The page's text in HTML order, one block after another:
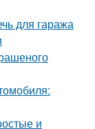
для гаража
и